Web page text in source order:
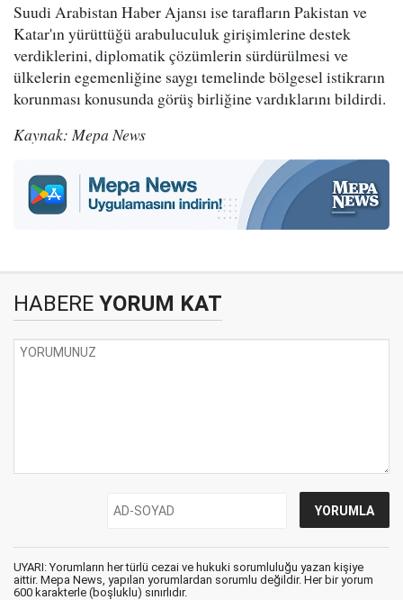
Suudi Arabistan Haber Ajansı ise tarafların Pakistan ve
Katar'ın yürüttüğü arabuluculuk girişimlerine destek
verdiklerini, diplomatik çözümlerin sürdürülmesi ve
ülkelerin egemenliğine saygı temelinde bölgesel istikrarın
korunması konusunda görüş birliğine vardıklarını bildirdi.
Kaynak: Mepa News
HABERE YORUM KAT
UYARI: Yorumların her türlü cezai ve hukuki sorumluluğu yazan kişiye
aittir. Mepa News, yapılan yorumlardan sorumlu değildir. Her bir yorum
600 karakterle (boşluklu) sınırlıdır.